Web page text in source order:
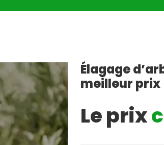
Élagage
meilleur prix
Le prix